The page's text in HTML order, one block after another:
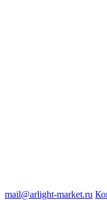
mail@arlight-market.ru